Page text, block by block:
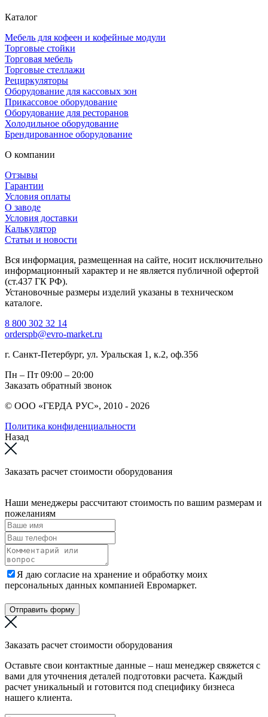
Каталог
Мебель для кофеен и кофейные модули
Торговые стойки
Торговая мебель
Торговые стеллажи
Рециркуляторы
Оборудование для кассовых зон
Прикассовое оборудование
Оборудование для ресторанов
Холодильное оборудование
Брендированное оборудование
О компании
Отзывы
Гарантии
Условия оплаты
О заводе
Условия доставки
Калькулятор
Статьи и новости
Вся информация, размещенная на сайте, носит исключительно
информационный характер и не является публичной офертой
(ст.437 ГК РФ).
Установочные размеры изделий указаны в техническом
каталоге.
8 800 302 32 14
orderspb@evro-market.ru
г. Санкт-Петербург, ул. Уральская 1, к.2, оф.356
Пн – Пт 09:00 – 20:00
Заказать обратный звонок
© ООО «ГЕРДА РУС», 2010 - 2026
Политика конфиденциальности
Назад
Заказать расчет стоимости оборудования
Наши менеджеры рассчитают стоимость по вашим размерам и
пожеланиям
Я даю согласие на хранение и обработку моих
персональных данных компанией Евромаркет.
Отправить форму
Заказать расчет стоимости оборудования
Оставьте свои контактные данные – наш менеджер свяжется с
вами для уточнения деталей подготовки расчета. Каждый
расчет уникальный и готовится под специфику бизнеса
нашего клиента.